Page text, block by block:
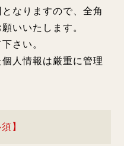
なりますので、全角
いいたします。
さい。
人情報は厳重に管理